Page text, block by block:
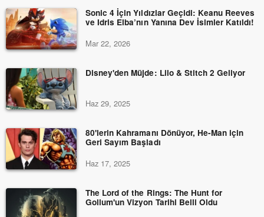
Sonic 4 İçin Yıldızlar Geçidi: Keanu Reeves
ve Idris Elba’nın Yanına Dev İsimler Katıldı!
Mar 22, 2026
Disney'den Müjde: Lilo & Stitch 2 Geliyor
Haz 29, 2025
80'lerin Kahramanı Dönüyor, He-Man için
Geri Sayım Başladı
Haz 17, 2025
The Lord of the Rings: The Hunt for
Gollum'un Vizyon Tarihi Belli Oldu